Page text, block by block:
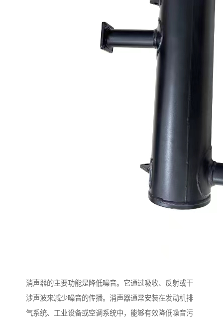
消声器的主要功能是降低噪音。它通过吸收、反射或干
涉声波来减少噪音的传播。消声器通常安装在发动机排
气系统、工业设备或空调系统中，能够有效降低噪音污